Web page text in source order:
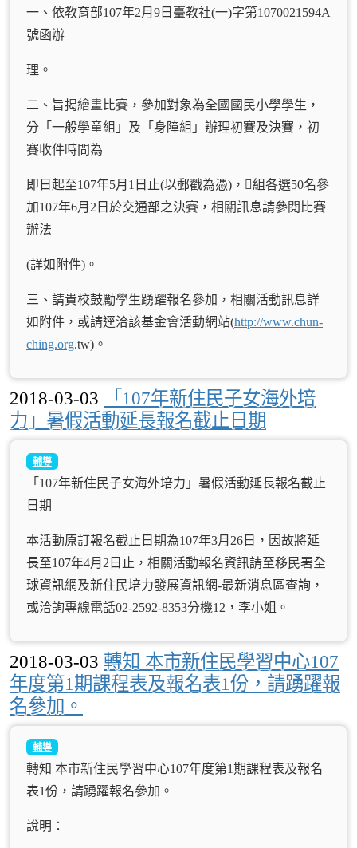
一、依教育部107年2月9日臺教社(一)字第1070021594A
號函辦
理。
二、旨揭繪畫比賽，參加對象為全國國民小學學生，
分「一般學童組」及「身障組」辦理初賽及決賽，初
賽收件時間為
即日起至107年5月1日止(以郵戳為憑)，組各選50名參
加107年6月2日於交通部之決賽，相關訊息請參閱比賽
辦法
(詳如附件)。
三、請貴校鼓勵學生踴躍報名參加，相關活動訊息詳
如附件，或請逕洽該基金會活動網站(http://www.chun-
ching.org.tw)。
2018-03-03
「107年新住民子女海外培
力」暑假活動延長報名截止日期
輔導
「107年新住民子女海外培力」暑假活動延長報名截止
日期
本活動原訂報名截止日期為107年3月26日，因故將延
長至107年4月2日止，相關活動報名資訊請至移民署全
球資訊網及新住民培力發展資訊網-最新消息區查詢，
或洽詢專線電話02-2592-8353分機12，李小姐。
2018-03-03 轉知 本市新住民學習中心107
年度第1期課程表及報名表1份，請踴躍報
名參加。
輔導
轉知 本市新住民學習中心107年度第1期課程表及報名
表1份，請踴躍報名參加。
說明：